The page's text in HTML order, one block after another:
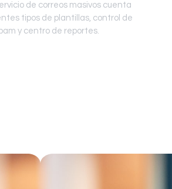
de correos masivos cuenta
tipos de plantillas, control de
y centro de reportes.